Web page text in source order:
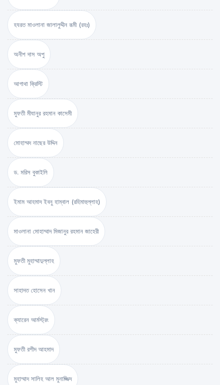
হযরত মাওলানা জালালুদ্দীন রূমী (রহঃ)
অনীশ দাস অপু
আগাথা ক্রিস্টি
মুফতী মীযানুর রহমান কাসেমী
মোহাম্মদ নাছের উদ্দিন
ড. মরিস বুকাইলি
ইমাম আহমাদ ইবনু হাম্বাল (রহিমাহুল্লাহ)
মাওলানা মোহাম্মাদ মিজানুর রহমান জাহেরী
মুফতী মুহাম্মাদুল্লাহ
সাহাদত হোসেন খান
ক্যারেন আর্মস্ট্রং
মুফতী রশীদ আহমাদ
মুহাম্মাদ সালিহ আল মুনাজ্জিদ